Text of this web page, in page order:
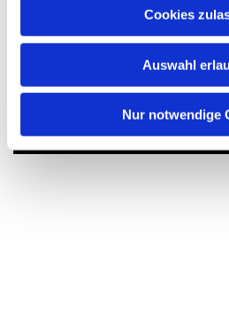
Cookies
Auswahl
Nur notwendige
Dies könnte